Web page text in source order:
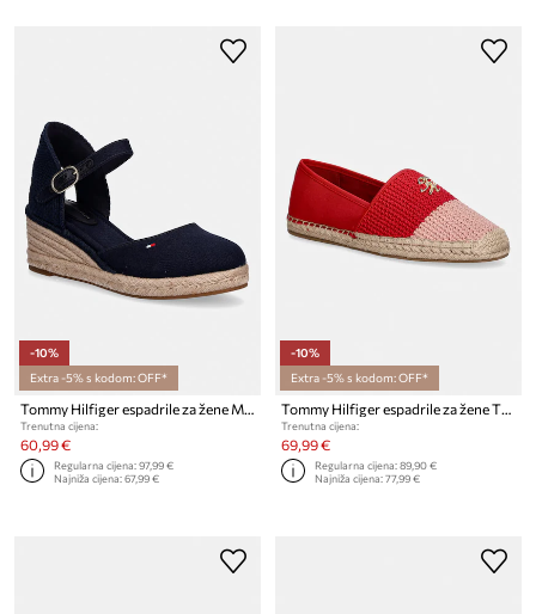
-10%
Extra -5% s kodom: OFF*
Trenutna cijena:
60,99 €
Regularna cijena:97,99 €
Najniža cijena:67,99 €
-10%
Extra -5% s kodom: OFF*
Trenutna cijena:
69,99 €
Regularna cijena:89,90 €
Najniža cijena:77,99 €